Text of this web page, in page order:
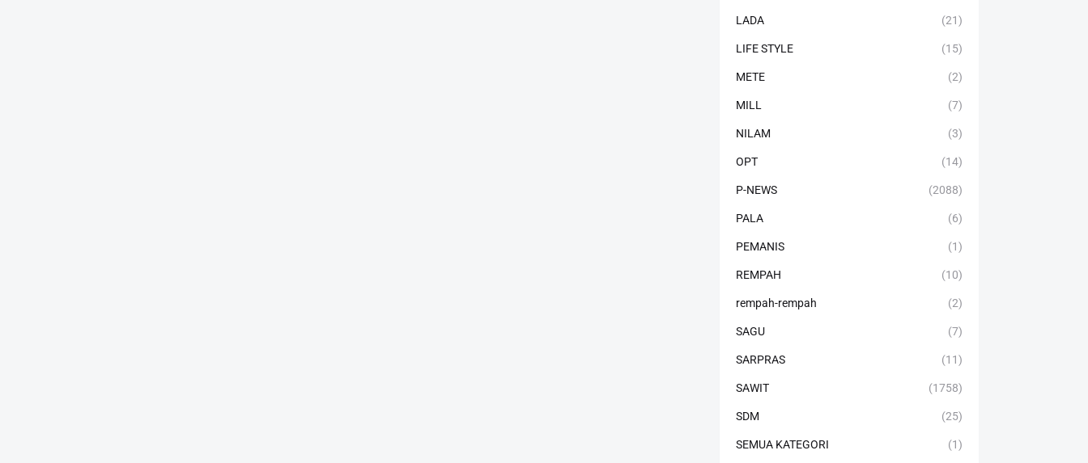
LADA (21)
LIFE STYLE (15)
METE (2)
MILL (7)
NILAM (3)
OPT (14)
P-NEWS (2088)
PALA (6)
PEMANIS (1)
REMPAH (10)
rempah-rempah (2)
SAGU (7)
SARPRAS (11)
SAWIT (1758)
SDM (25)
SEMUA KATEGORI (1)